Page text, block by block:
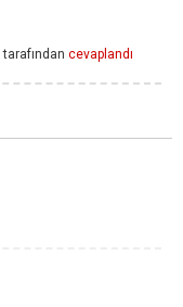
tarafından cevaplandı